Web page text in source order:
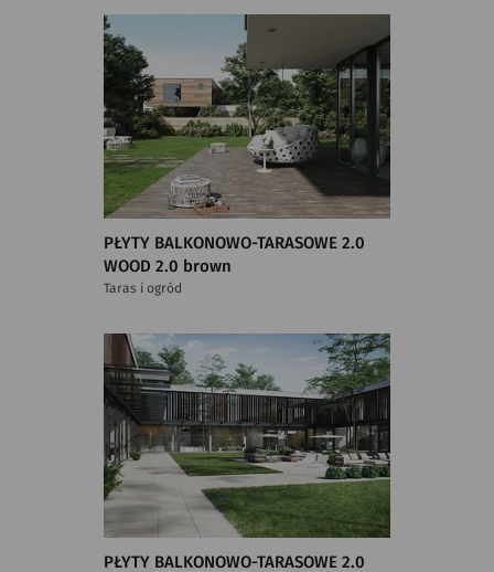
PŁYTY BALKONOWO-TARASOWE 2.0
WOOD 2.0 brown
Taras i ogród
PŁYTY BALKONOWO-TARASOWE 2.0